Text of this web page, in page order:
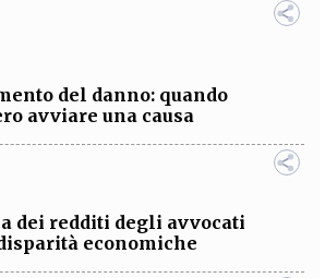
del danno: quando
avviare una causa
dei redditi degli avvocati
economiche